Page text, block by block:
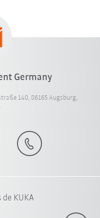
Germany
140, 86165 Augsburg,
KUKA